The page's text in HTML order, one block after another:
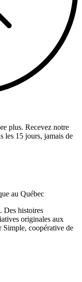
plus. Recevez notre
les 15 jours, jamais de
Des histoires
originales aux
Simple, coopérative de